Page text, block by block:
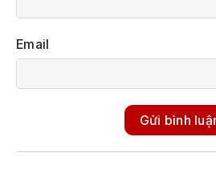
Email
Gửi bình